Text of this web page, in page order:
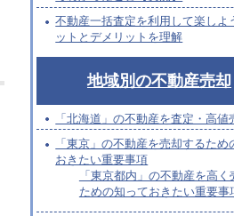
不動産一括査定を利用して楽しよ
ットとデメリットを理解
地域別の不動産売却
「北海道」の不動産を査定・高値
「東京」の不動産を売却するため
おきたい重要事項
「東京都内」の不動産を高く
ための知っておきたい重要事